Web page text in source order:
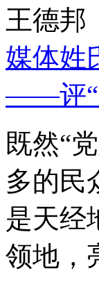
王德邦
媒体姓
——评“
既然“
多的民
是天经
领地，